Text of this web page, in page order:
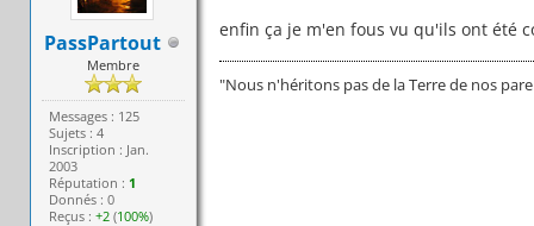
PassPartout
Membre
Messages : 125
Sujets : 4
Inscription : Jan.
2003
Réputation : 1
Donnés : 0
Reçus :+2 (100%)
enfin ça je m'en fous vu qu'ils ont été
"Nous n'héritons pas de la Terre de nos